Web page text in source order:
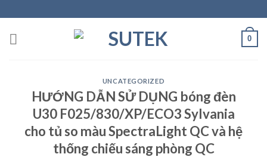
to
content
0
UNCATEGORIZED
HƯỚNG DẪN SỬ DỤNG bóng đèn
U30 F025/830/XP/ECO3 Sylvania
cho tủ so màu SpectraLight QC và hệ
thống chiếu sáng phòng QC